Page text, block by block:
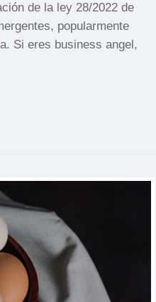
de la ley 28/2022 de
popularmente
Si eres business angel,